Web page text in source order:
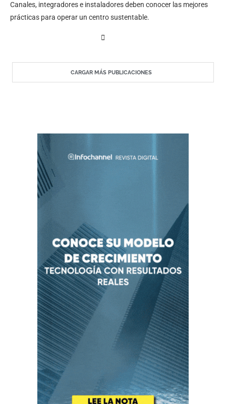
Canales, integradores e instaladores deben conocer las mejores
prácticas para operar un centro sustentable.
CARGAR MÁS PUBLICACIONES